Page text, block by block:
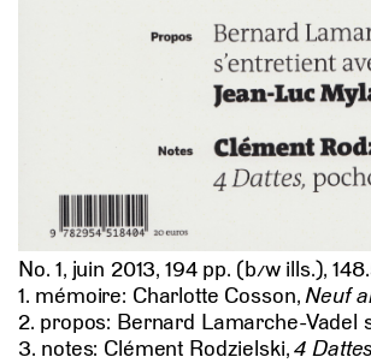
No. 1, juin 2013, 194 pp. (b/wills.),
1. mémoire: Charlotte Cosson,Neuf
2. propos: Bernard Lamarche-Vadel
3. notes: Clément Rodzielski,4